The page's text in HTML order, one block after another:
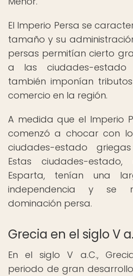
El Imperio Persa se
tamaño y su
persas permitían cierto
a las ciudades-estado
también imponían
comercio en la región.
A medida que el Imperio
comenzó a chocar con
ciudades-estado
Estas ciudades-
Esparta, tenían una
independencia y se
dominación persa.
Grecia en el siglo V
En el siglo V a.C.,
periodo de gran